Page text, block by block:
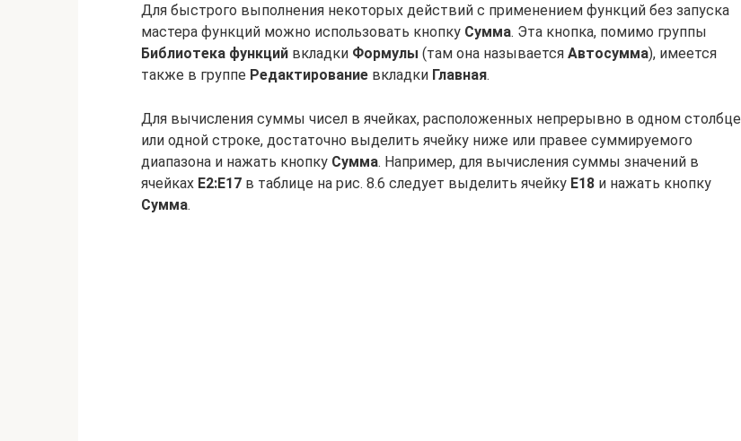
Для быстрого выполнения некоторых действий с применением функций без запуска
мастера функций можно использовать кнопку Сумма. Эта кнопка, помимо группы
Библиотека функций вкладки Формулы (там она называется Автосумма), имеется
также в группе Редактирование вкладки Главная.
Для вычисления суммы чисел в ячейках, расположенных непрерывно в одном столбце
или одной строке, достаточно выделить ячейку ниже или правее суммируемого
диапазона и нажать кнопку Сумма. Например, для вычисления суммы значений в
ячейках Е2:Е17 в таблице на рис. 8.6 следует выделить ячейку Е18 и нажать кнопку
Сумма.